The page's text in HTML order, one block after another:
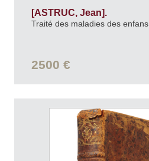
[ASTRUC, Jean].
Traité des maladies des enfans.
2500 €